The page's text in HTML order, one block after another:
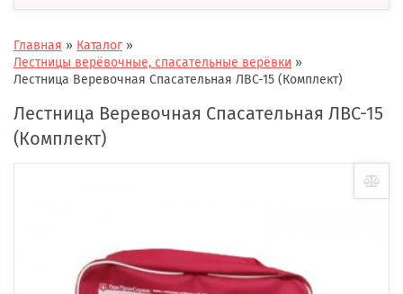
Главная » Каталог »
Лестницы верёвочные, спасательные верёвки »
Лестница Веревочная Спасательная ЛВС-15 (Комплект)
Лестница Веревочная Спасательная ЛВС-15
(Комплект)